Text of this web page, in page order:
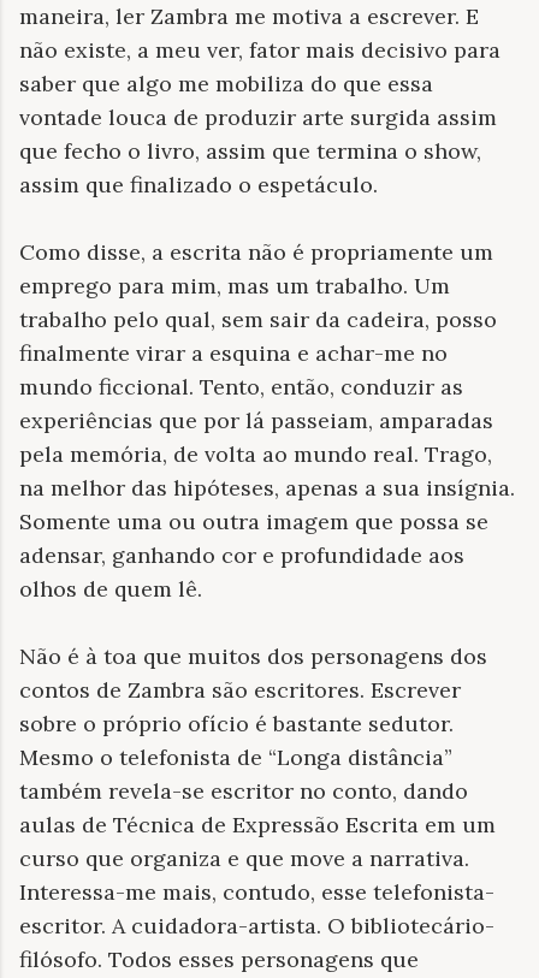
maneira, ler Zambra me motiva a escrever. E
não existe, a meu ver, fator mais decisivo para
saber que algo me mobiliza do que essa
vontade louca de produzir arte surgida assim
que fecho o livro, assim que termina o show,
assim que finalizado o espetáculo.
Como disse, a escrita não é propriamente um
emprego para mim, mas um trabalho. Um
trabalho pelo qual, sem sair da cadeira, posso
finalmente virar a esquina e achar-me no
mundo ficcional. Tento, então, conduzir as
experiências que por lá passeiam, amparadas
pela memória, de volta ao mundo real. Trago,
na melhor das hipóteses, apenas a sua insígnia.
Somente uma ou outra imagem que possa se
adensar, ganhando cor e profundidade aos
olhos de quem lê.
Não é à toa que muitos dos personagens dos
contos de Zambra são escritores. Escrever
sobre o próprio ofício é bastante sedutor.
Mesmo o telefonista de “Longa distância”
também revela-se escritor no conto, dando
aulas de Técnica de Expressão Escrita em um
curso que organiza e que move a narrativa.
Interessa-me mais, contudo, esse telefonista-
escritor. A cuidadora-artista. O bibliotecário-
filósofo. Todos esses personagens que